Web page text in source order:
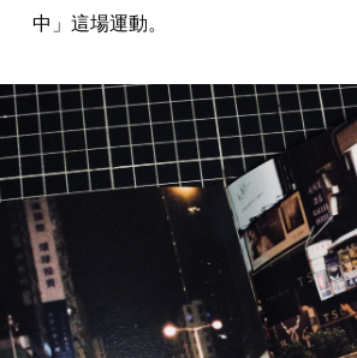
中」這場運動。